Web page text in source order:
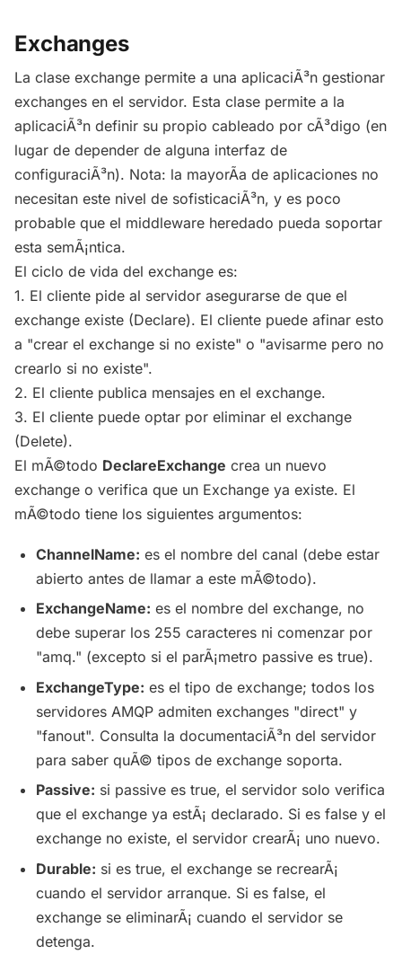
Exchanges
La clase exchange permite a una aplicaciÃ³n gestionar
exchanges en el servidor. Esta clase permite a la
aplicaciÃ³n definir su propio cableado por cÃ³digo (en
lugar de depender de alguna interfaz de
configuraciÃ³n). Nota: la mayorÃ­a de aplicaciones no
necesitan este nivel de sofisticaciÃ³n, y es poco
probable que el middleware heredado pueda soportar
esta semÃ¡ntica.
El ciclo de vida del exchange es:
1. El cliente pide al servidor asegurarse de que el
exchange existe (Declare). El cliente puede afinar esto
a "crear el exchange si no existe" o "avisarme pero no
crearlo si no existe".
2. El cliente publica mensajes en el exchange.
3. El cliente puede optar por eliminar el exchange
(Delete).
El mÃ©todo DeclareExchange crea un nuevo
exchange o verifica que un Exchange ya existe. El
mÃ©todo tiene los siguientes argumentos:
ChannelName: es el nombre del canal (debe estar
abierto antes de llamar a este mÃ©todo).
ExchangeName: es el nombre del exchange, no
debe superar los 255 caracteres ni comenzar por
"amq." (excepto si el parÃ¡metro passive es true).
ExchangeType: es el tipo de exchange; todos los
servidores AMQP admiten exchanges "direct" y
"fanout". Consulta la documentaciÃ³n del servidor
para saber quÃ© tipos de exchange soporta.
Passive: si passive es true, el servidor solo verifica
que el exchange ya estÃ¡ declarado. Si es false y el
exchange no existe, el servidor crearÃ¡ uno nuevo.
Durable: si es true, el exchange se recrearÃ¡
cuando el servidor arranque. Si es false, el
exchange se eliminarÃ¡ cuando el servidor se
detenga.